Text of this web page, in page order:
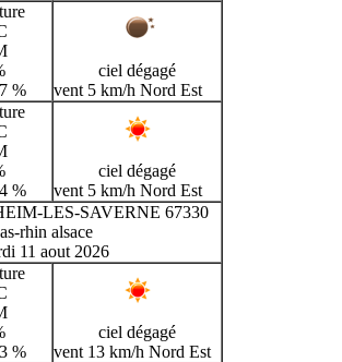
%
ciel dégagé
vent 5 km/h Nord Est
%
ciel dégagé
vent 5 km/h Nord Est
LES-SAVERNE 67330
rhin alsace
11 aout 2026
%
ciel dégagé
vent 13 km/h Nord Est